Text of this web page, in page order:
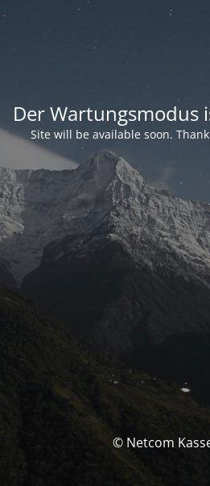
Der Wartungsmodus
Site will be available soon.
© Netcom